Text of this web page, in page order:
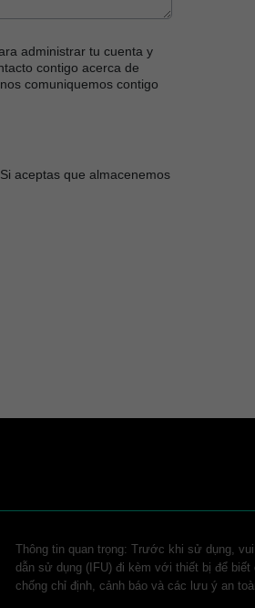
administrar tu cuenta y
contigo acerca de
comuniquemos contigo
aceptas que almacenemos
Thông tin quan trọng: Trước khi sử dụng,
dẫn sử dụng (IFU) đi kèm với thiết bị để biết
chống chỉ định, cảnh báo và các lưu ý an